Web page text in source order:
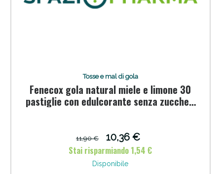
Tosse e mal di gola
Fenecox gola natural miele e limone 30
pastiglie con edulcorante senza zuccheri
11,90 €
10,36 €
Stai risparmiando 1,54 €
Disponibile
Benessere Intestinale: Sconto fino al 55% valido
oggi!